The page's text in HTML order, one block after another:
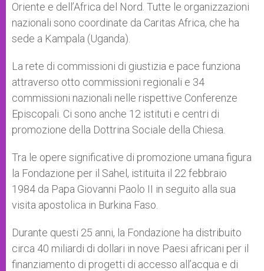
Oriente e dell’Africa del Nord. Tutte le organizzazioni
nazionali sono coordinate da Caritas Africa, che ha
sede a Kampala (Uganda).
La rete di commissioni di giustizia e pace funziona
attraverso otto commissioni regionali e 34
commissioni nazionali nelle rispettive Conferenze
Episcopali. Ci sono anche 12 istituti e centri di
promozione della Dottrina Sociale della Chiesa.
Tra le opere significative di promozione umana figura
la Fondazione per il Sahel, istituita il 22 febbraio
1984 da Papa Giovanni Paolo II in seguito alla sua
visita apostolica in Burkina Faso.
Durante questi 25 anni, la Fondazione ha distribuito
circa 40 miliardi di dollari in nove Paesi africani per il
finanziamento di progetti di accesso all’acqua e di